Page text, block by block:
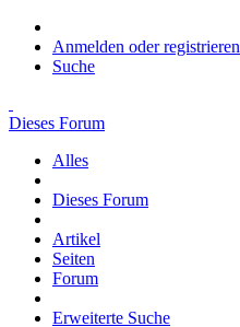
Anmelden oder registrieren
Suche
Dieses Forum
Alles
Dieses Forum
Artikel
Seiten
Forum
Erweiterte Suche